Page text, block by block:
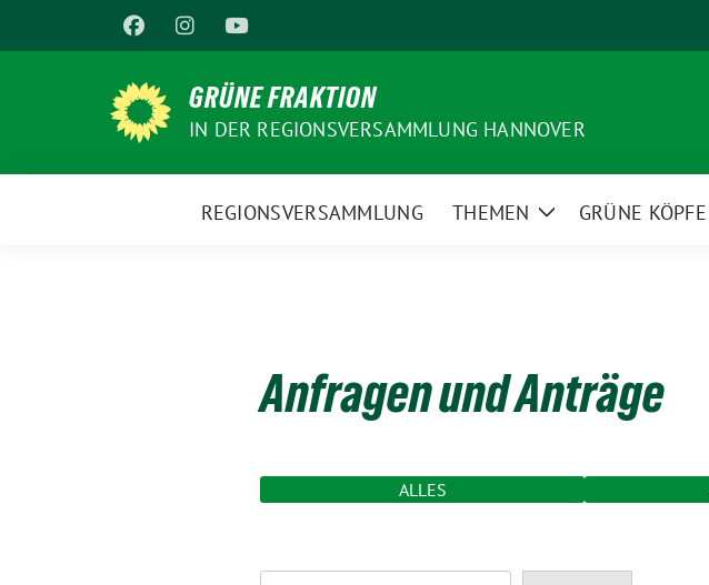
zum
GRÜNE FRAKTION
IN DER REGIONSVERSAMMLUNG HANNOVER
REGIONSVERSAMMLUNG THEMEN
ZeigeGRÜNE KÖPFE
Anfragen und Anträge
ALLES